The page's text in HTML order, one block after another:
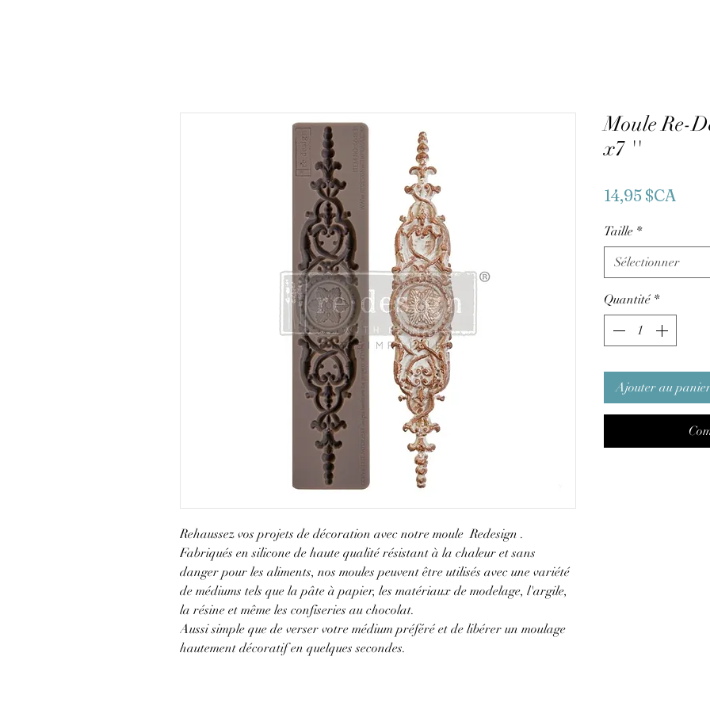
Rehaussez vos projets de décoration avec notre moule Redesign .
Fabriqués en silicone de haute qualité résistant à la chaleur et sans
danger pour les aliments, nos moules peuvent être utilisés avec une variété
de médiums tels que la pâte à papier, les matériaux de modelage, l'argile,
la résine et même les confiseries au chocolat.
Aussi simple que de verser votre médium préféré et de libérer un moulage
hautement décoratif en quelques secondes.
Moule Re-
x7 ''
14,95 $CA
Taille *
Sélectionner
Quantité *
Ajouter au